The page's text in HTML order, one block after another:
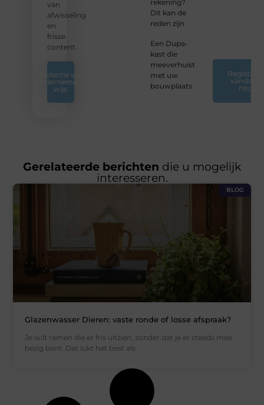
van
afwisseling
en
frisse
content.
Redactie van
Ondernemend
wijs
rekening?
Dit kan de
reden zijn
Een Dupa-
kast die
meeverhuist
met uw
bouwplaats
Registreer
vandaag
nog
Gerelateerde berichten die u mogelijk
interesseren.
BLOG
Glazenwasser Dieren: vaste ronde of losse afspraak?
Je wilt ramen die er fris uitzien, zonder dat je er steeds mee
bezig bent. Dat lukt het best als